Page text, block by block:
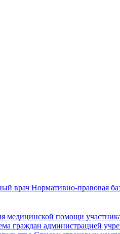
врач Нормативно-правовая
медицинской помощи
граждан администрацией